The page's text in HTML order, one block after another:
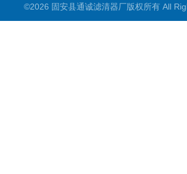
©2026 固安县通诚滤清器厂版权所有 All